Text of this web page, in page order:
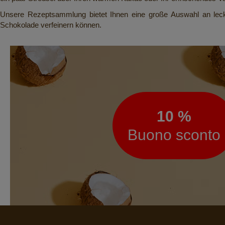
Unsere Rezeptsammlungbietet Ihnen eine große Auswahl an
Schokolade verfeinern können.
Newsletter
10 %
Buono sconto